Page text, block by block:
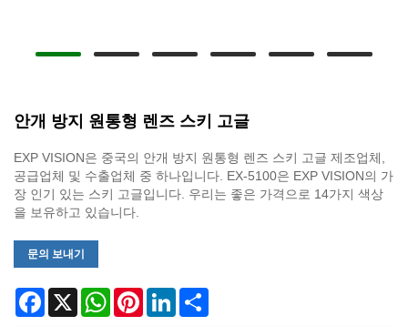
안개 방지 원통형 렌즈 스키 고글
EXP VISION은 중국의 안개 방지 원통형 렌즈 스키 고글 제조업체,
공급업체 및 수출업체 중 하나입니다. EX-5100은 EXP VISION의 가
장 인기 있는 스키 고글입니다. 우리는 좋은 가격으로 14가지 색상
을 보유하고 있습니다.
문의 보내기
Facebook
X WhatsAppPinterestLinkedIn